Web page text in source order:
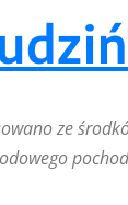
ze